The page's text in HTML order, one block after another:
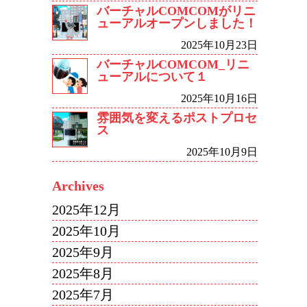
バーチャルCOMCOMがリニ
ューアルオープンしました！
2025年10月23日
バーチャルCOMCOM_リニ
ューアルについて１
2025年10月16日
雰囲気を変えるポストプロセ
ス
2025年10月9日
Archives
2025年12月
2025年10月
2025年9月
2025年8月
2025年7月